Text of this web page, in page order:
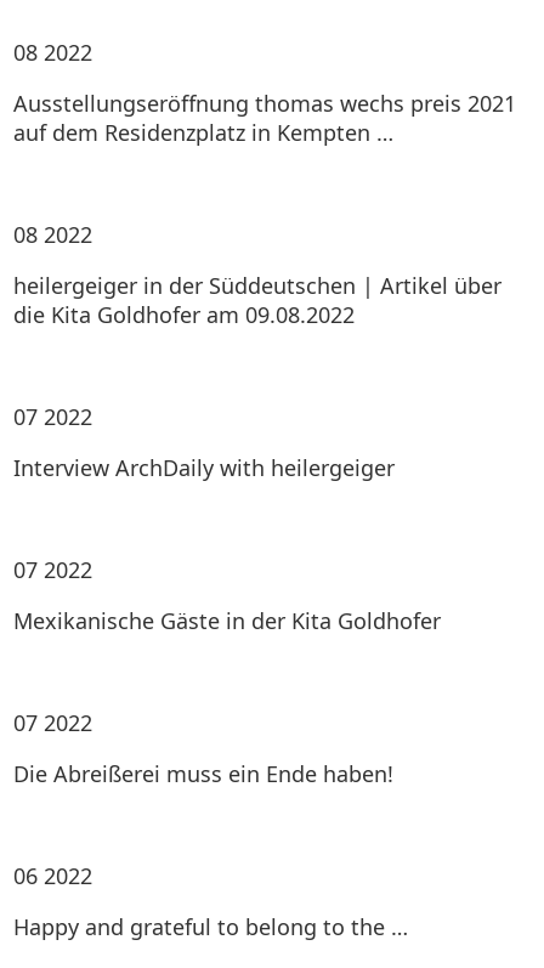
08 2022
Ausstellungseröffnung thomas wechs preis 2021
auf dem Residenzplatz in Kempten …
08 2022
heilergeiger in der Süddeutschen | Artikel über
die Kita Goldhofer am 09.08.2022
07 2022
Interview ArchDaily with heilergeiger
07 2022
Mexikanische Gäste in der Kita Goldhofer
07 2022
Die Abreißerei muss ein Ende haben!
06 2022
Happy and grateful to belong to the …